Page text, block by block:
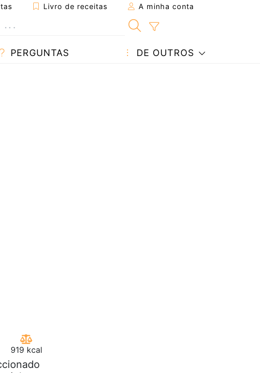
Livro de receitas A minha conta
PERGUNTAS DE OUTROS
919 kcal